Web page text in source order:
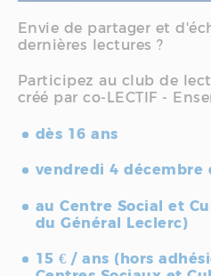
Envie de partager et
dernières lectures ?
Participez au club de
créé par co-LECTIF -
dès 16 ans
vendredi 4 décembre
au Centre Social et
du Général Leclerc)
15 € / ans (hors